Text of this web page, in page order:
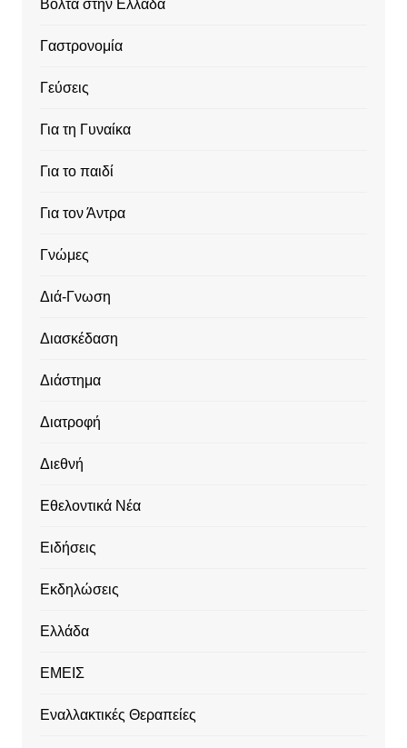
Βόλτα στην Ελλάδα
Γαστρονομία
Γεύσεις
Για τη Γυναίκα
Για το παιδί
Για τον Άντρα
Γνώμες
Διά-Γνωση
Διασκέδαση
Διάστημα
Διατροφή
Διεθνή
Εθελοντικά Νέα
Ειδήσεις
Εκδηλώσεις
Ελλάδα
ΕΜΕΙΣ
Εναλλακτικές Θεραπείες